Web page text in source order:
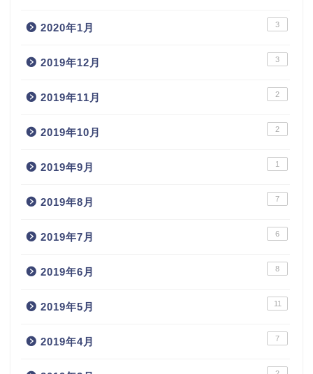
2020年1月 3
2019年12月 3
2019年11月 2
2019年10月 2
2019年9月 1
2019年8月 7
2019年7月 6
2019年6月 8
2019年5月 11
2019年4月 7